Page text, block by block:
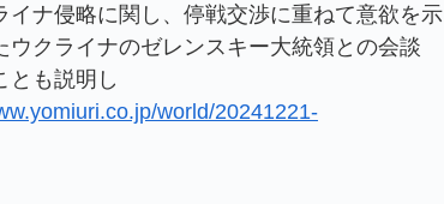
ナ侵略に関し、停戦交渉に重ねて意欲を示
クライナのゼレンスキー大統領との会談
とも説明し
world/20241221-